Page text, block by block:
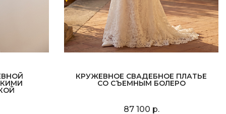
КРУЖЕВНОЕ СВАДЕБНОЕ ПЛАТЬЕ
СО СЪЕМНЫМ БОЛЕРО
87 100 р.